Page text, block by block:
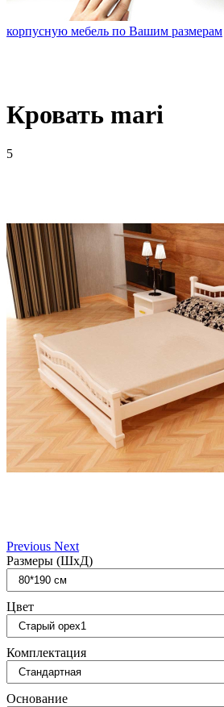
корпусную мебель по Вашим размерам
Кровать mari
5
Previous Next
Размеры (ШxД)
Цвет
Комплектация
Основание